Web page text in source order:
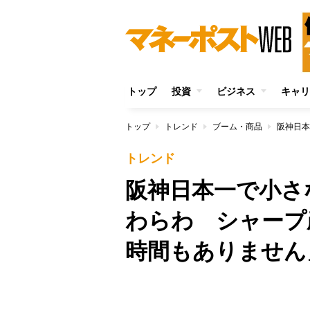
トップ 投資 ビジネス キャ
トップ トレンド ブーム・商品
トレンド
阪神日本一で小
わらわ シャープ
時間もありませ